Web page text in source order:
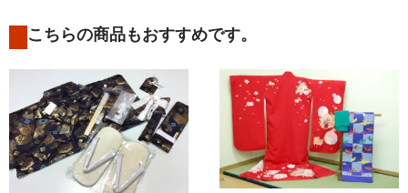
こちらの商品もおすすめです。